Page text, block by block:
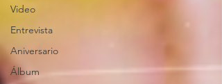
Video
Entrevista
Aniversario
Álbum